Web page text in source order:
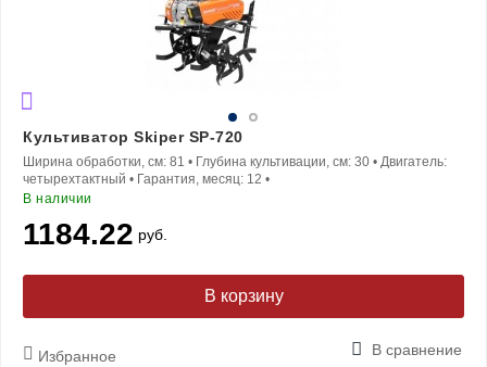
Культиватор Skiper SP-720
Ширина обработки, см: 81 • Глубина культивации, см: 30 • Двигатель:
четырехтактный • Гарантия, месяц: 12 •
В наличии
1184.22 руб.
В корзину
Избранное В сравнение